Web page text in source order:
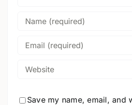
Save my name, email, and